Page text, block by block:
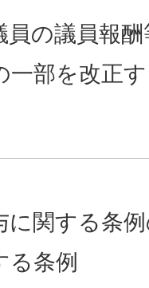
員の議員報
一部を改正
に関する条
る条例